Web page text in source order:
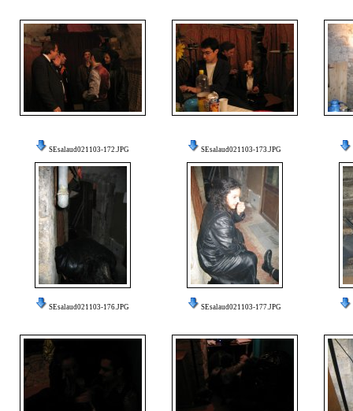
SEsalaud021103-172.JPG SEsalaud021103-173.JPG
SEsalaud021103-176.JPG SEsalaud021103-177.JPG